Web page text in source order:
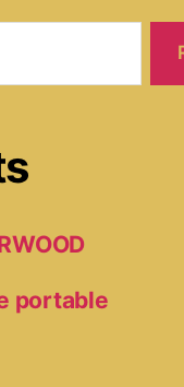
portable